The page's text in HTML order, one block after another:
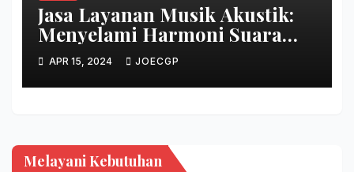
Jasa Layanan Musik Akustik:
Menyelami Harmoni Suara
yang Menawan
APR 15, 2024 JOECGP
Melayani Kebutuhan